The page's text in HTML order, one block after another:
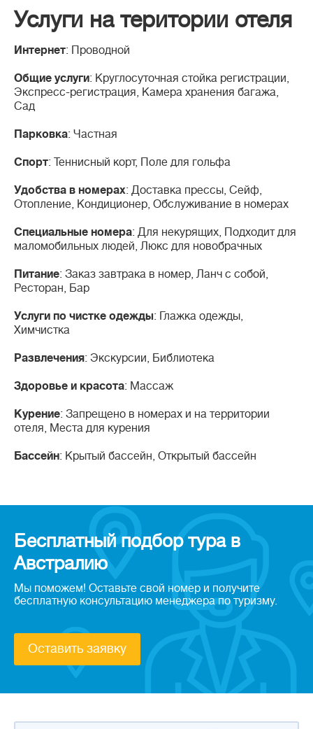
Услуги на територии отеля
Интернет: Проводной
Общие услуги: Круглосуточная стойка регистрации,
Экспресс-регистрация, Камера хранения багажа,
Сад
Парковка: Частная
Спорт: Теннисный корт, Поле для гольфа
Удобства в номерах: Доставка прессы, Сейф,
Отопление, Кондиционер, Обслуживание в номерах
Специальные номера: Для некурящих, Подходит для
маломобильных людей, Люкс для новобрачных
Питание: Заказ завтрака в номер, Ланч с собой,
Ресторан, Бар
Услуги по чистке одежды: Глажка одежды,
Химчистка
Развлечения: Экскурсии, Библиотека
Здоровье и красота: Массаж
Курение: Запрещено в номерах и на территории
отеля, Места для курения
Бассейн: Крытый бассейн, Открытый бассейн
Бесплатный подбор тура в
Австралию
Мы поможем! Оставьте свой номер и получите
бесплатную консультацию менеджера по туризму.
Оставить заявку